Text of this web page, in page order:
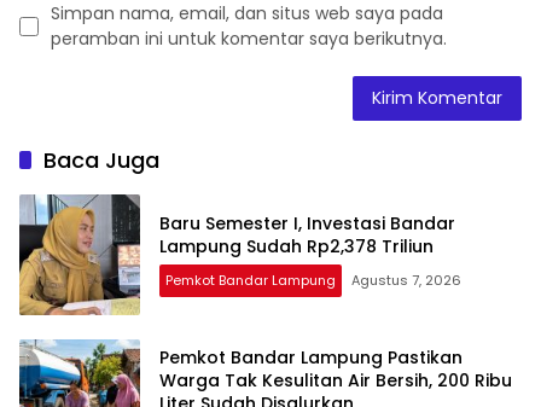
Simpan nama, email, dan situs web saya pada
peramban ini untuk komentar saya berikutnya.
Baca Juga
Baru Semester I, Investasi Bandar
Lampung Sudah Rp2,378 Triliun
Pemkot Bandar Lampung Agustus 7, 2026
Pemkot Bandar Lampung Pastikan
Warga Tak Kesulitan Air Bersih, 200 Ribu